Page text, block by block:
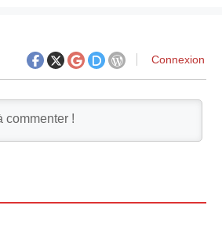
Connexion